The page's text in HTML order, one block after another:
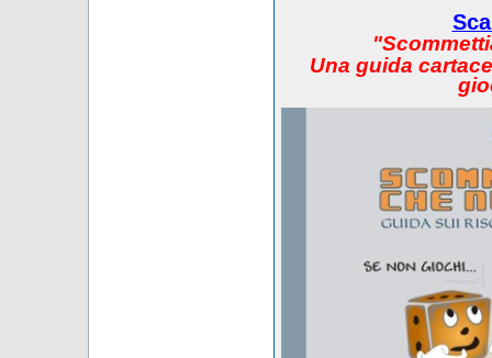
Una guida